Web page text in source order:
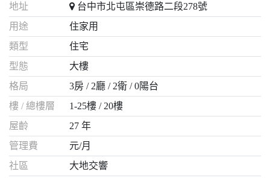
地址
台中市北屯區崇德路二段278號
用途
住家用
類型
住宅
型態
大樓
格局
3房 2廳 2衛
0陽台
樓 / 總樓層
1-25樓 / 20樓
屋齡
27 年
管理費
元/月
社區
大地交響